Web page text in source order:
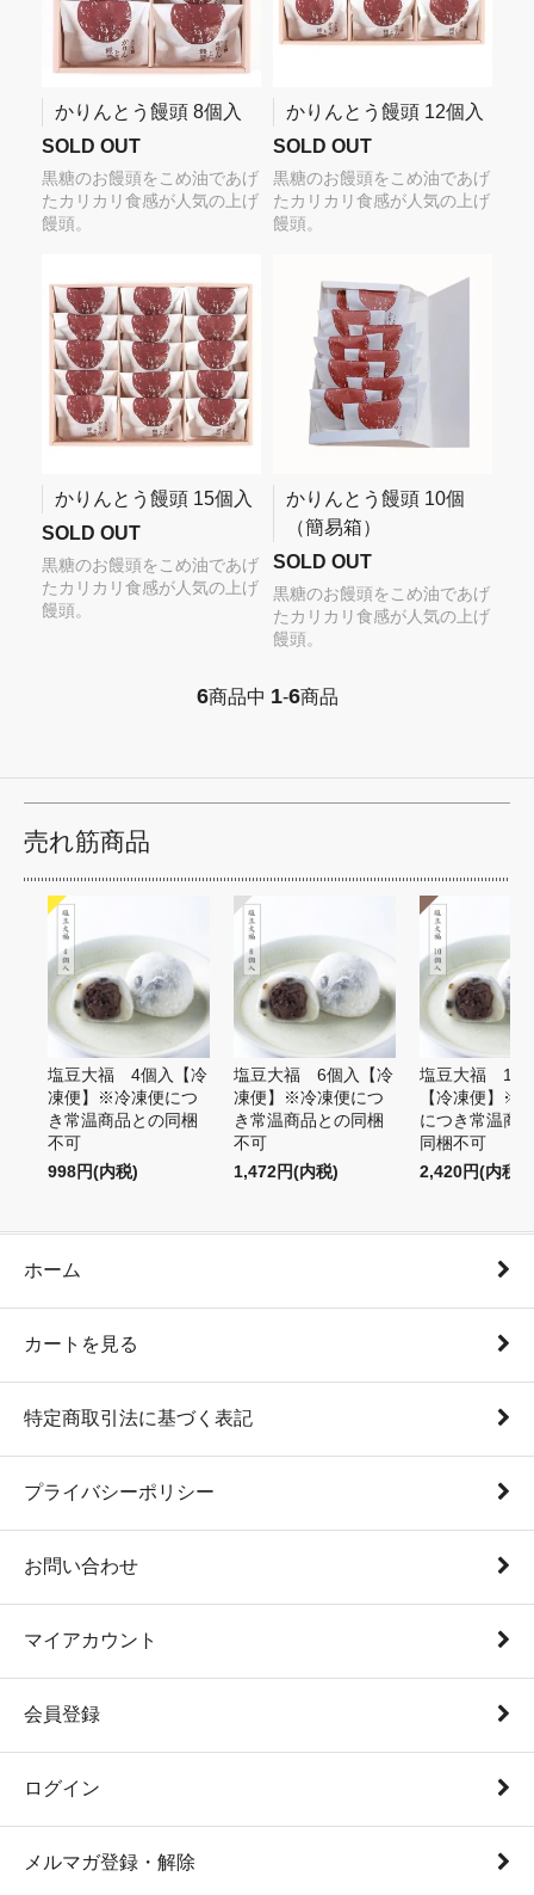
かりんとう饅頭 8個入
SOLD OUT
黒糖のお饅頭をこめ油であげ
たカリカリ食感が人気の上げ
饅頭。
かりんとう饅頭 12個入
SOLD OUT
黒糖のお饅頭をこめ油であげ
たカリカリ食感が人気の上げ
饅頭。
かりんとう饅頭 15個入
SOLD OUT
黒糖のお饅頭をこめ油であげ
たカリカリ食感が人気の上げ
饅頭。
かりんとう饅頭 10個
（簡易箱）
SOLD OUT
黒糖のお饅頭をこめ油であげ
たカリカリ食感が人気の上げ
饅頭。
6商品中 1-6商品
売れ筋商品
塩豆大福 4個入【冷
凍便】※冷凍便につ
き常温商品との同梱
不可
998円(内税)
塩豆大福 6個入【冷
凍便】※冷凍便につ
き常温商品との同梱
不可
1,472円(内税)
塩豆大福 10
【冷凍便】※
につき常温商
同梱不可
2,420円(内税)
ホーム
カートを見る
特定商取引法に基づく表記
プライバシーポリシー
お問い合わせ
マイアカウント
会員登録
ログイン
メルマガ登録・解除